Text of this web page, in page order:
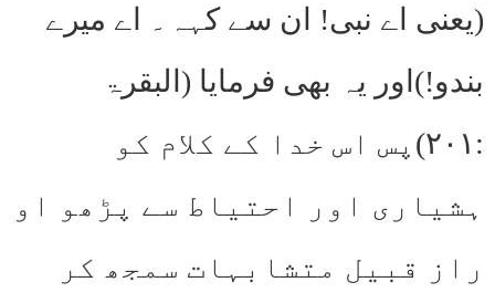
(یعنی اے نبی! ان سے کہہ۔ اے میرے
بندو!)اور یہ بھی فرمایا (البقرۃ
:۲۰۱)پس اس خدا کے کلام کو
ہشیاری اور احتیاط سے پڑھو او
راز قبیل متشابہات سمجھ کر